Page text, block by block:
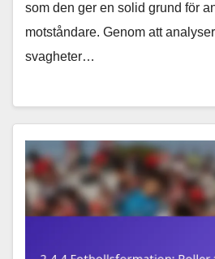
som den ger en solid grund för
motståndare. Genom att
svagheter…